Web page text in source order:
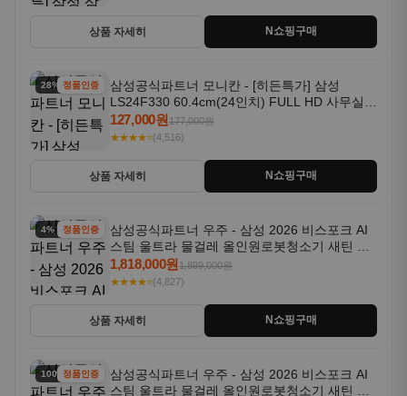
상품 자세히 N쇼핑구매
28% 할인정품인증
삼성공식파트너 모니칸 - [히든특가] 삼성
LS24F330 60.4cm(24인치) FULL HD 사무실/
컴퓨터 모니터
127,000원177,000원
★★★★⭐(4,516)
상품 자세히 N쇼핑구매
4% 할인정품인증
삼성공식파트너 우주 - 삼성 2026 비스포크 AI
스팀 울트라 물걸레 올인원로봇청소기 새틴 그
레이지 AAG
1,818,000원1,899,000원
★★★★⭐(4,827)
상품 자세히 N쇼핑구매
100% 할인
정품인증
삼성공식파트너 우주 - 삼성 2026 비스포크 AI
스팀 울트라 물걸레 올인원로봇청소기 새틴 차